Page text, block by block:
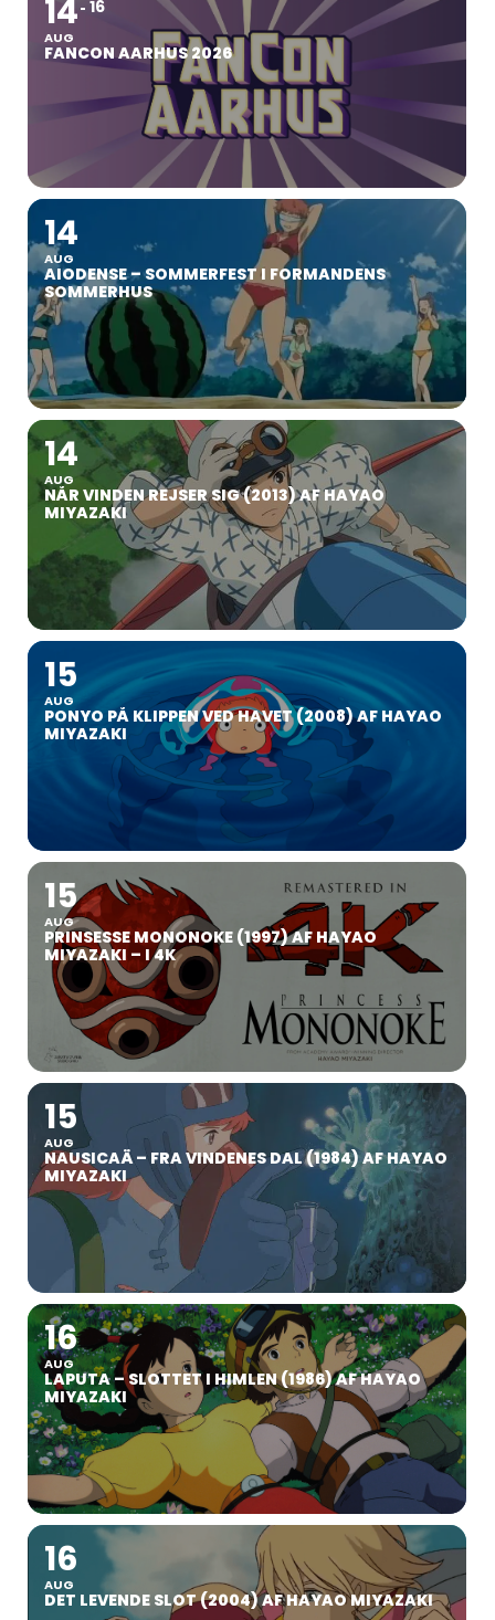
14
AUG
16
FANCON AARHUS 2026
14
AUG
AIODENSE – SOMMERFEST I FORMANDENS
SOMMERHUS
14
AUG
NÅR VINDEN REJSER SIG (2013) AF HAYAO
MIYAZAKI
15
AUG
PONYO PÅ KLIPPEN VED HAVET (2008) AF HAYAO
MIYAZAKI
15
AUG
PRINSESSE MONONOKE (1997) AF HAYAO
MIYAZAKI – I 4K
15
AUG
NAUSICAÄ – FRA VINDENES DAL (1984) AF HAYAO
MIYAZAKI
16
AUG
LAPUTA – SLOTTET I HIMLEN (1986) AF HAYAO
MIYAZAKI
16
AUG
DET LEVENDE SLOT (2004) AF HAYAO MIYAZAKI